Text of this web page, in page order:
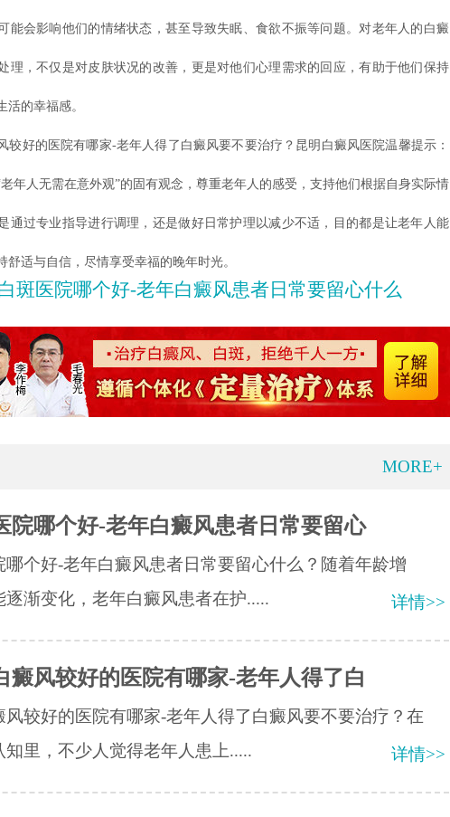
能会影响他们的情绪状态，甚至导致失眠、食欲不振等问题。对老年人的白癜
理，不仅是对皮肤状况的改善，更是对他们心理需求的回应，有助于他们保持
活的幸福感。
好的医院有哪家-老年人得了白癜风要不要治疗？昆明白癜风医院温馨提示：
年人无需在意外观”的固有观念，尊重老年人的感受，支持他们根据自身实际情
通过专业指导进行调理，还是做好日常护理以减少不适，目的都是让老年人能
舒适与自信，尽情享受幸福的晚年时光。
斑医院哪个好-老年白癜风患者日常要留心什么
MORE+
院哪个好-老年白癜风患者日常要留心
哪个好-老年白癜风患者日常要留心什么？随着年龄增
逐渐变化，老年白癜风患者在护.....
详情>>
癜风较好的医院有哪家-老年人得了白
风较好的医院有哪家-老年人得了白癜风要不要治疗？在
知里，不少人觉得老年人患上.....
详情>>